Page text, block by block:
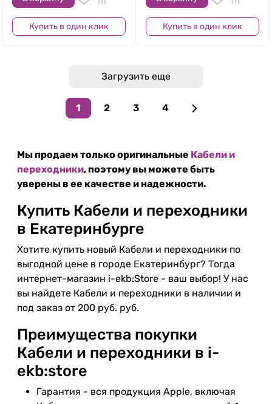
Купить в один клик Купить в один клик
Загрузить еще
1 2 3 4
Мы продаем только оригинальные Кабели и
переходники, поэтому вы можете быть
уверены в ее качестве и надежности.
Купить Кабели и переходники
в Екатеринбурге
Хотите купить новый Кабели и переходники по
выгодной цене в городе Екатеринбург? Тогда
интернет-магазин i-ekb:Store - ваш выбор! У нас
вы найдете Кабели и переходники в наличии и
под заказ от 200 руб. руб.
Преимущества покупки
Кабели и переходники в i-
ekb:store
Гарантия - вся продукция Apple, включая